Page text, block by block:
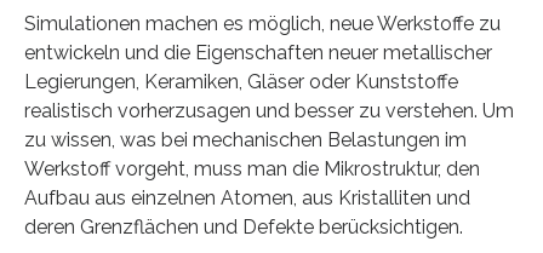
Simulationen machen es möglich, neue Werkstoffe zu
entwickeln und die Eigenschaften neuer metallischer
Legierungen, Keramiken, Gläser oder Kunststoffe
realistisch vorherzusagen und besser zu verstehen. Um
zu wissen, was bei mechanischen Belastungen im
Werkstoff vorgeht, muss man die Mikrostruktur, den
Aufbau aus einzelnen Atomen, aus Kristalliten und
deren Grenzflächen und Defekte berücksichtigen.